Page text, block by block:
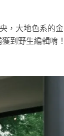
，大地色系的金
到野生編輯唷！